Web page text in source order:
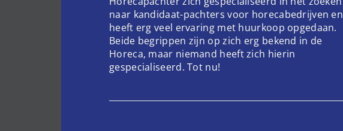
naar kandidaat-pachters voor horecabedrijven en
heeft erg veel ervaring met huurkoop opgedaan.
Beide begrippen zijn op zich erg bekend in de
Horeca, maar niemand heeft zich hierin
gespecialiseerd. Tot nu!